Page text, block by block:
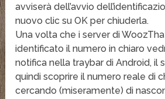
avviserà dell’avvio
nuovo clic su OK per chiuderla.
Una volta che i server di
identificato il numero in chiaro
notifica nella traybar di Android, il
quindi scoprire il numero reale di
cercando (miseramente) di